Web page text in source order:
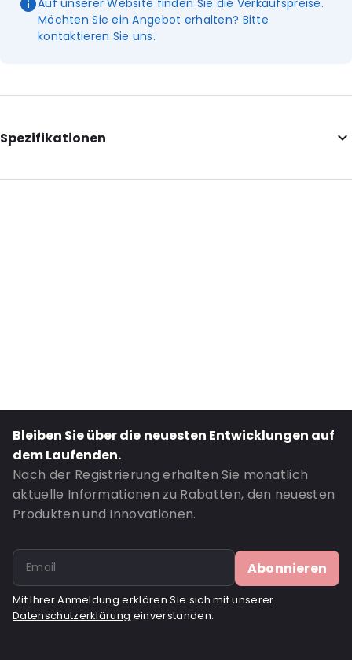
Auf unserer Website finden Sie die Verkaufspreise.
Möchten Sie ein Angebot erhalten? Bitte
kontaktieren Sie uns.
Spezifikationen
Additional information: Perforationslinie, abgerundete Ecken,
Bestell-ID: 3911
Bleiben Sie über die neuesten Entwicklungen auf
dem Laufenden.
Nach der Registrierung erhalten Sie monatlich
aktuelle Informationen zu Rabatten, den neuesten
Produkten und Innovationen.
Abonnieren
Mit Ihrer Anmeldung erklären Sie sich mit unserer
Datenschutzerklärung einverstanden.